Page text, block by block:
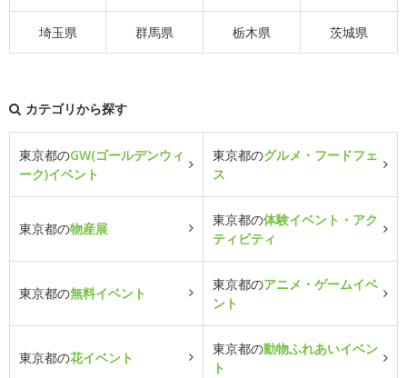
埼玉県 群馬県 栃木県 茨城県
カテゴリから探す
東京都のGW(ゴールデンウィ
ーク)イベント
東京都のグルメ・フードフェ
ス
東京都の物産展
東京都の体験イベント・アク
ティビティ
東京都の無料イベント
東京都のアニメ・ゲームイベ
ント
東京都の花イベント
東京都の動物ふれあいイベン
ト